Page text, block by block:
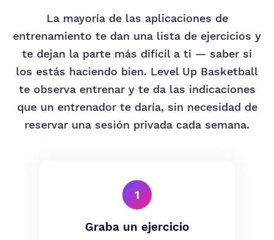
La mayoría de las aplicaciones de
entrenamiento te dan una lista de ejercicios y
te dejan la parte más difícil a ti — saber si
los estás haciendo bien. Level Up Basketball
te observa entrenar y te da las indicaciones
que un entrenador te daría, sin necesidad de
reservar una sesión privada cada semana.
1
Graba un ejercicio